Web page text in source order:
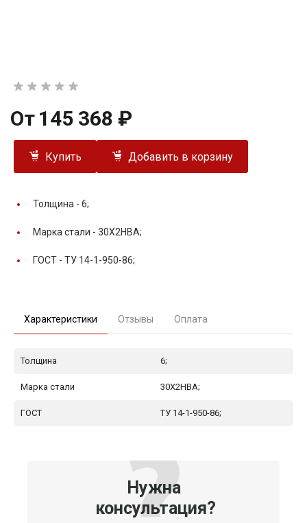
От 145 368 ₽
Купить Добавить в корзину
Толщина - 6;
Марка стали - 30Х2НВА;
ГОСТ - ТУ 14-1-950-86;
Характеристики Отзывы Оплата
Толщина 6;
Марка стали 30Х2НВА;
ГОСТ ТУ 14-1-950-86;
Нужна
консультация?